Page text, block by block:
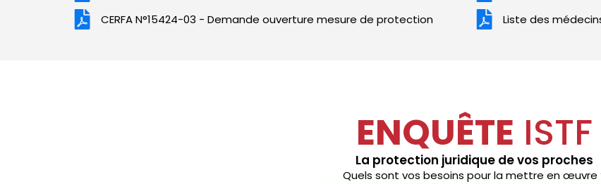
CERFA N°15424-03 - Demande ouverture mesure de protection
Liste des
ENQUÊTE ISTF
La protection juridique de vos proches
Quels sont vos besoins pour la mettre en œuvre